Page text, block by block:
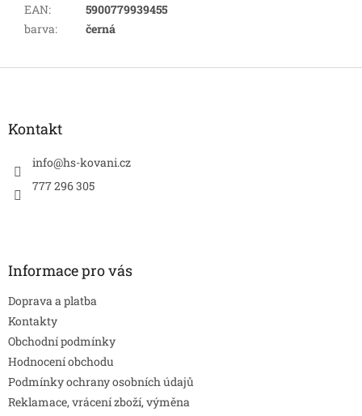
EAN:
5900779939455
barva: černá
Kontakt
info@hs-kovani.cz
777 296 305
Informace pro vás
Doprava a platba
Kontakty
Obchodní podmínky
Hodnocení obchodu
Podmínky ochrany osobních údajů
Reklamace, vrácení zboží, výměna